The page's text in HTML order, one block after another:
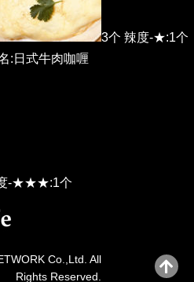
3个 辣度-★:1个
:日式牛肉咖喱
-★★★:1个
Co.,Ltd. All
Rights Reserved.